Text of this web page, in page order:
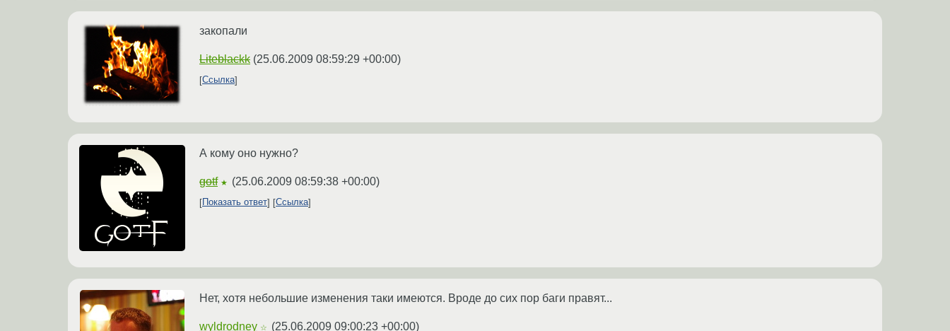
закопали
Liteblackk (25.06.2009 08:59:29 +00:00)
Ссылка
А кому оно нужно?
gotf ★ (25.06.2009 08:59:38 +00:00)
Показать ответ Ссылка
Нет, хотя небольшие изменения таки имеются. Вроде до сих пор баги правят...
wyldrodney ☆ (25.06.2009 09:00:23 +00:00)